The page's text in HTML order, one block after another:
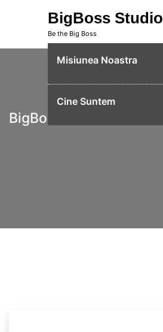
BigBoss Studio
Be the Big Boss
Misiunea Noastra
Cine Suntem
BigBoss Studio